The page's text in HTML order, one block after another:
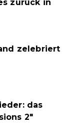
zurück in
zelebriert
das
2"